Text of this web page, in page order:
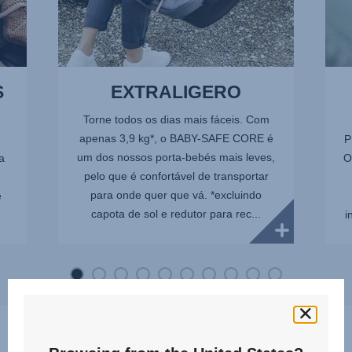
EXTRALIGERO
Torne todos os dias mais fáceis. Com
apenas 3,9 kg*, o BABY-SAFE CORE é
um dos nossos porta-bebés mais leves,
pelo que é confortável de transportar
para onde quer que vá. *excluindo
capota de sol e redutor para rec...